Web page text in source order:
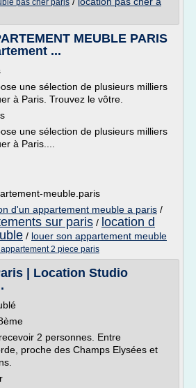
pas cher paris
MEUBLE PARIS
...
une sélection de plusieurs milliers
à Paris. Trouvez le vôtre.
une sélection de plusieurs milliers
à Paris....
meuble.paris
d'un appartement meuble a paris /
sur paris / location d
/ louer son appartement meuble
appartement 2 piece paris
| Location Studio
2 personnes. Entre
proche des Champs Elysées et